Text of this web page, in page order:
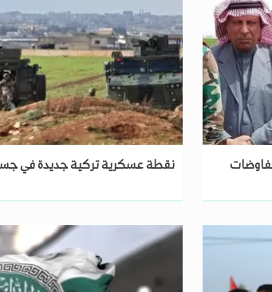
على مفاوضات
نقطة عسكرية تركية جديدة في